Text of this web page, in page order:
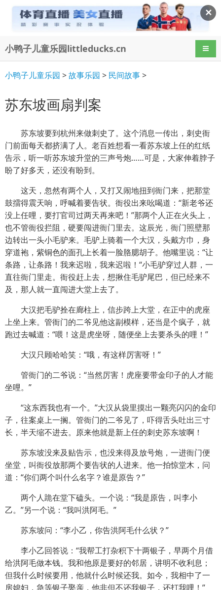
✕
小鸭子儿童乐园littleducks.cn 导航
小鸭子儿童乐园 >故事乐园 > 民间故事>
苏东坡画扇判案
苏东坡要到杭州来做刺史了。这个消息一传出，刺史衙
门前面每天都挤满了人。老百姓想看一看苏东坡上任的红纸
告示，听一听苏东坡升堂的三声号炮……可是，大家伸着脖子
盼了好多天，还没有盼到。
这天，忽然有两个人，又打又闹地扭到衙门来，把那堂
鼓擂得震天响，呼喊着要告状。衙役出来吆喝道：“新老爷还
没上任哩，要打官司过两天再来吧！”那两个人正在火头上，
也不管衙役拦阻，硬要闯进衙门里去。这辰光，衙门照壁那
边转出一头小毛驴来。毛驴上骑着一个大汉，头戴方巾，身
穿道袍，紫铜色的面孔上长着一脸胳腮胡子。他嘴里说：“让
条路，让条路！我来迟啦，我来迟啦！“小毛驴穿过人群，一
直往衙门里走。衙役赶上去，想揪住毛驴尾巴，但已经来不
及，那人就一直闯进大堂上去了。
大汉把毛驴拴在廊柱上，信步跨上大堂，在正中的虎座
上坐上来。管衙门的二爷见他这副模样，还当是个疯子，就
跑过去喊道：“喂！这是虎坐呀，随便坐上去要杀头的哩！”
大汉只顾哈哈笑：“哦，有这样厉害呀！”
管衙门的二爷说：“当然厉害！虎座要带金印子的人才能
坐哩。”
“这东西我也有一个。”大汉从袋里摸出一颗亮闪闪的金印
子，往案桌上一搁。管衙门的二爷见了，吓得舌头吐出三寸
长，半天缩不进去。原来他就是新上任的刺史苏东坡啊！
苏东坡没来及贴告示，也没来得及放号炮，一进衙门便
坐堂，叫衙役放那两个要告状的人进来。他一拍惊堂木，问
道：“你们两个叫什么名字？谁是原告？”
两个人跪在堂下磕头。一个说：“我是原告，叫李小
乙。”另一个说：“我叫洪阿毛。”
苏东坡问：“李小乙，你告洪阿毛什么状？”
李小乙回答说：“我帮工打杂积下十两银子，早两个月借
给洪阿毛做本钱。我和他原是要好的邻居，讲明不收利息；
但我什么时候要用，他就什么时候还我。如今，我相中了一
房媳妇，急等银子娶亲，他非但不还我银子，还打我哩！”